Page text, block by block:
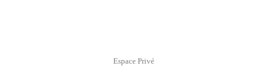
Espace Privé